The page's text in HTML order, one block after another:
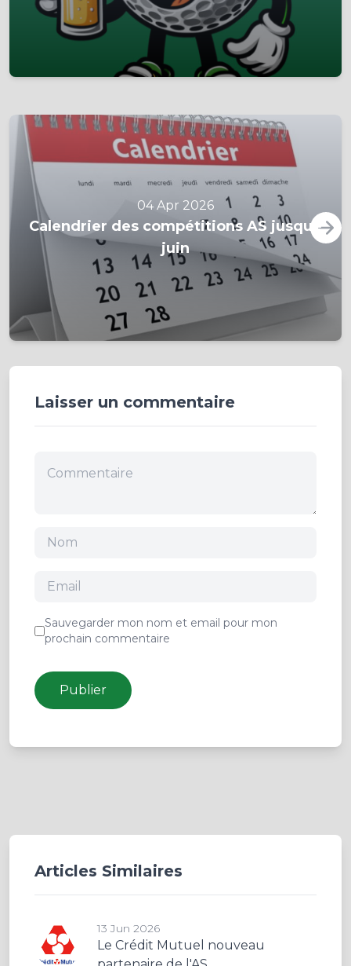
04 Apr 2026
Calendrier des compétitions AS jusque
juin
Laisser un commentaire
Sauvegarder mon nom et email pour mon
prochain commentaire
Publier
Articles Similaires
13 Jun 2026
Le Crédit Mutuel nouveau